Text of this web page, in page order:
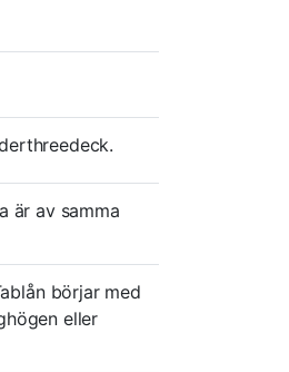
är av samma
börjar med
eller